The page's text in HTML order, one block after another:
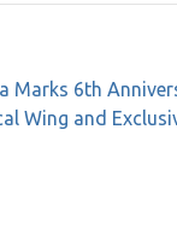
Marks 6th
Wing and